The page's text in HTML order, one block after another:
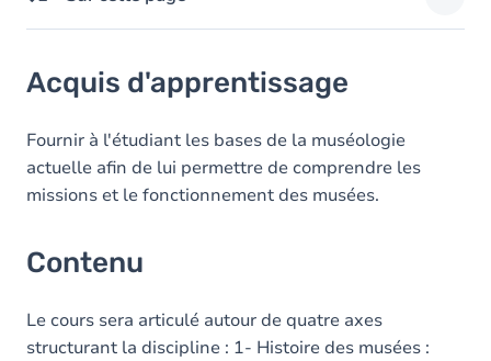
Contenu
Acquis d'apprentissage
Fournir à l'étudiant les bases de la muséologie
actuelle afin de lui permettre de comprendre les
missions et le fonctionnement des musées.
Contenu
Le cours sera articulé autour de quatre axes
structurant la discipline : 1- Histoire des musées :